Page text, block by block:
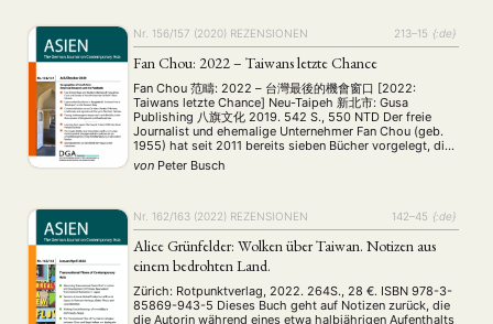
Nr. 156/157 (2020) REZENSIONEN 213–15 {:de}
Fan Chou: 2022 – Taiwans letzte Chance
Fan Chou 范疇: 2022 – 台灣最後的機會窗口 [2022:
Taiwans letzte Chance] Neu-Taipeh 新北市: Gusa
Publishing 八旗文化 2019. 542 S., 550 NTD Der freie
Journalist und ehemalige Unternehmer Fan Chou (geb.
1955) hat seit 2011 bereits sieben Bücher vorgelegt, die
sich überwiegend mit der Zukunft Taiwans und dem
Verhältnis der Insel zu China auseinandersetzen. In
von Peter Busch
Nr. 162/163 (2022) REZENSIONEN 142–45 {:de}
Alice Grünfelder: Wolken über Taiwan. Notizen aus
einem bedrohten Land.
Zürich: Rotpunktverlag, 2022. 264S., 28 €. ISBN 978-3-
85869-943-5 Dieses Buch geht auf Notizen zurück, die
die Autorin während eines etwa halbjährigen Aufenthalts